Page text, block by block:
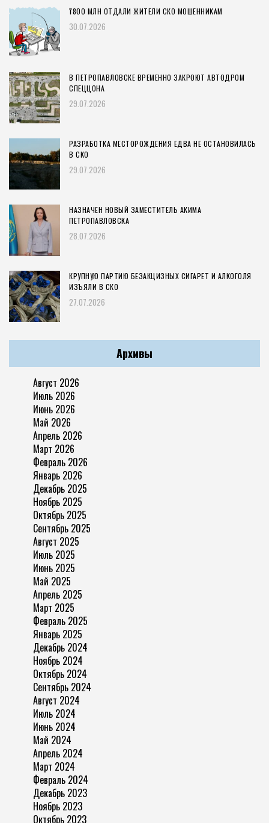
₸800 МЛН ОТДАЛИ ЖИТЕЛИ СКО МОШЕННИКАМ
30.07.2026
В ПЕТРОПАВЛОВСКЕ ВРЕМЕННО ЗАКРОЮТ АВТОДРОМ
СПЕЦЦОНА
29.07.2026
РАЗРАБОТКА МЕСТОРОЖДЕНИЯ ЕДВА НЕ ОСТАНОВИЛАСЬ
В СКО
29.07.2026
НАЗНАЧЕН НОВЫЙ ЗАМЕСТИТЕЛЬ АКИМА
ПЕТРОПАВЛОВСКА
28.07.2026
КРУПНУЮ ПАРТИЮ БЕЗАКЦИЗНЫХ СИГАРЕТ И АЛКОГОЛЯ
ИЗЪЯЛИ В СКО
27.07.2026
Архивы
Август 2026
Июль 2026
Июнь 2026
Май 2026
Апрель 2026
Март 2026
Февраль 2026
Январь 2026
Декабрь 2025
Ноябрь 2025
Октябрь 2025
Сентябрь 2025
Август 2025
Июль 2025
Июнь 2025
Май 2025
Апрель 2025
Март 2025
Февраль 2025
Январь 2025
Декабрь 2024
Ноябрь 2024
Октябрь 2024
Сентябрь 2024
Август 2024
Июль 2024
Июнь 2024
Май 2024
Апрель 2024
Март 2024
Февраль 2024
Декабрь 2023
Ноябрь 2023
Октябрь 2023